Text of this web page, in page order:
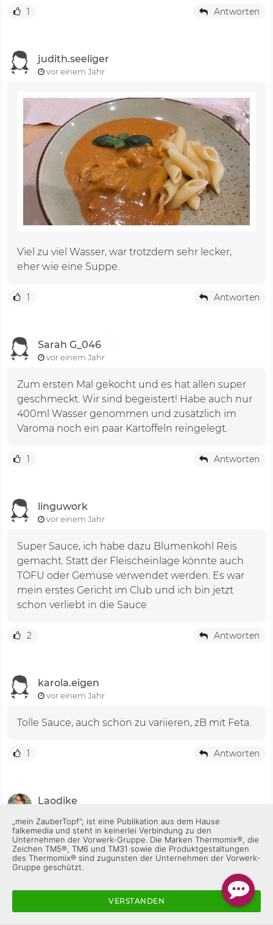
1 Antworten
judith.seeliger
vor einem Jahr
Viel zu viel Wasser, war trotzdem sehr lecker,
eher wie eine Suppe.
1 Antworten
Sarah G_046
vor einem Jahr
Zum ersten Mal gekocht und es hat allen super
geschmeckt. Wir sind begeistert! Habe auch nur
400ml Wasser genommen und zusätzlich im
Varoma noch ein paar Kartoffeln reingelegt.
1 Antworten
linguwork
vor einem Jahr
Super Sauce, ich habe dazu Blumenkohl Reis
gemacht. Statt der Fleischeinlage könnte auch
TOFU oder Gemüse verwendet werden. Es war
mein erstes Gericht im Club und ich bin jetzt
schon verliebt in die Sauce
2 Antworten
karola.eigen
vor einem Jahr
Tolle Sauce, auch schön zu variieren, zB mit Feta.
1 Antworten
Laodike
„mein ZauberTopf”; ist eine Publikation aus dem Hause
falkemedia und steht in keinerlei Verbindung zu den
Unternehmen der Vorwerk-Gruppe. Die Marken Thermomix®, die
Zeichen TM5®, TM6 und TM31 sowie die Produktgestaltungen
des Thermomix® sind zugunsten der Unternehmen der Vorwerk-
Gruppe geschützt.
VERSTANDEN